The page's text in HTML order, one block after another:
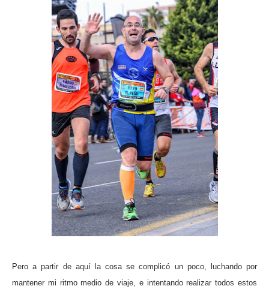
Pero a partir de aquí la cosa se complicó un poco, luchando por
mantener mi ritmo medio de viaje, e intentando realizar todos estos